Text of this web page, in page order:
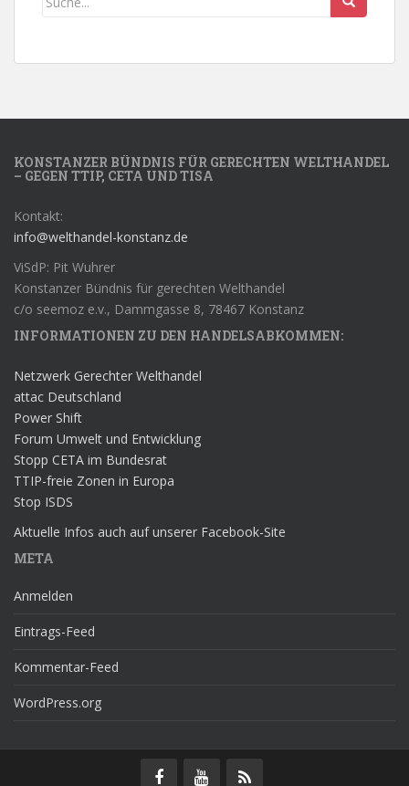
KONSTANZER BÜNDNIS FÜR GERECHTEN WELTHANDEL
– GEGEN TTIP, CETA UND TISA
Kontakt:
info@welthandel-konstanz.de
ViSdP: Pit Wuhrer
Konstanzer Bündnis für gerechten Welthandel
c/o seemoz e.v., Dammgasse 8, 78467 Konstanz
INFORMATIONEN ZU DEN HANDELSABKOMMEN:
Netzwerk Gerechter Welthandel
attac Deutschland
Power Shift
Forum Umwelt und Entwicklung
Stopp CETA im Bundesrat
TTIP-freie Zonen in Europa
Stop ISDS
Aktuelle Infos auch auf unserer Facebook-Site
META
Anmelden
Eintrags-Feed
Kommentar-Feed
WordPress.org